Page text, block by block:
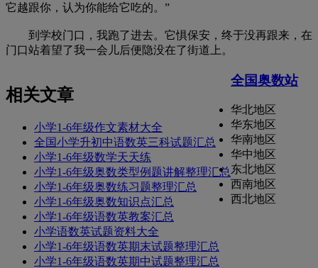
它越跟你，认为你能给它吃的。”
到学校门口，我跑了进去。它惧保安，终于没再跟来，在
门口站着望了我一会儿后便隐没在了街道上。
相关文章
小学1-6年级作文素材大全
全国小学升初中语数英三科试题汇总
小学1-6年级数学天天练
小学1-6年级奥数类型例题讲解整理汇总
小学1-6年级奥数练习题整理汇总
小学1-6年级奥数知识点汇总
小学1-6年级语数英教案汇总
小学语数英试题资料大全
小学1-6年级语数英期末试题整理汇总
小学1-6年级语数英期中试题整理汇总
全国奥数站
华北地区
华东地区
华南地区
华中地区
东北地区
西南地区
西北地区